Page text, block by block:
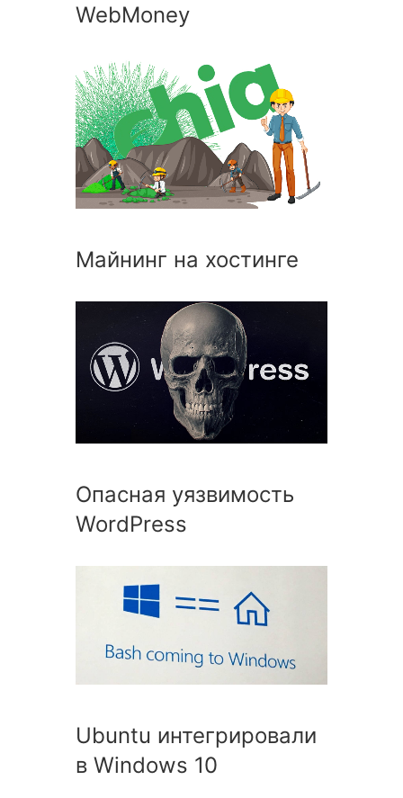
WebMoney
Майнинг на хостинге
Опасная уязвимость
WordPress
Ubuntu интегрировали
в Windows 10